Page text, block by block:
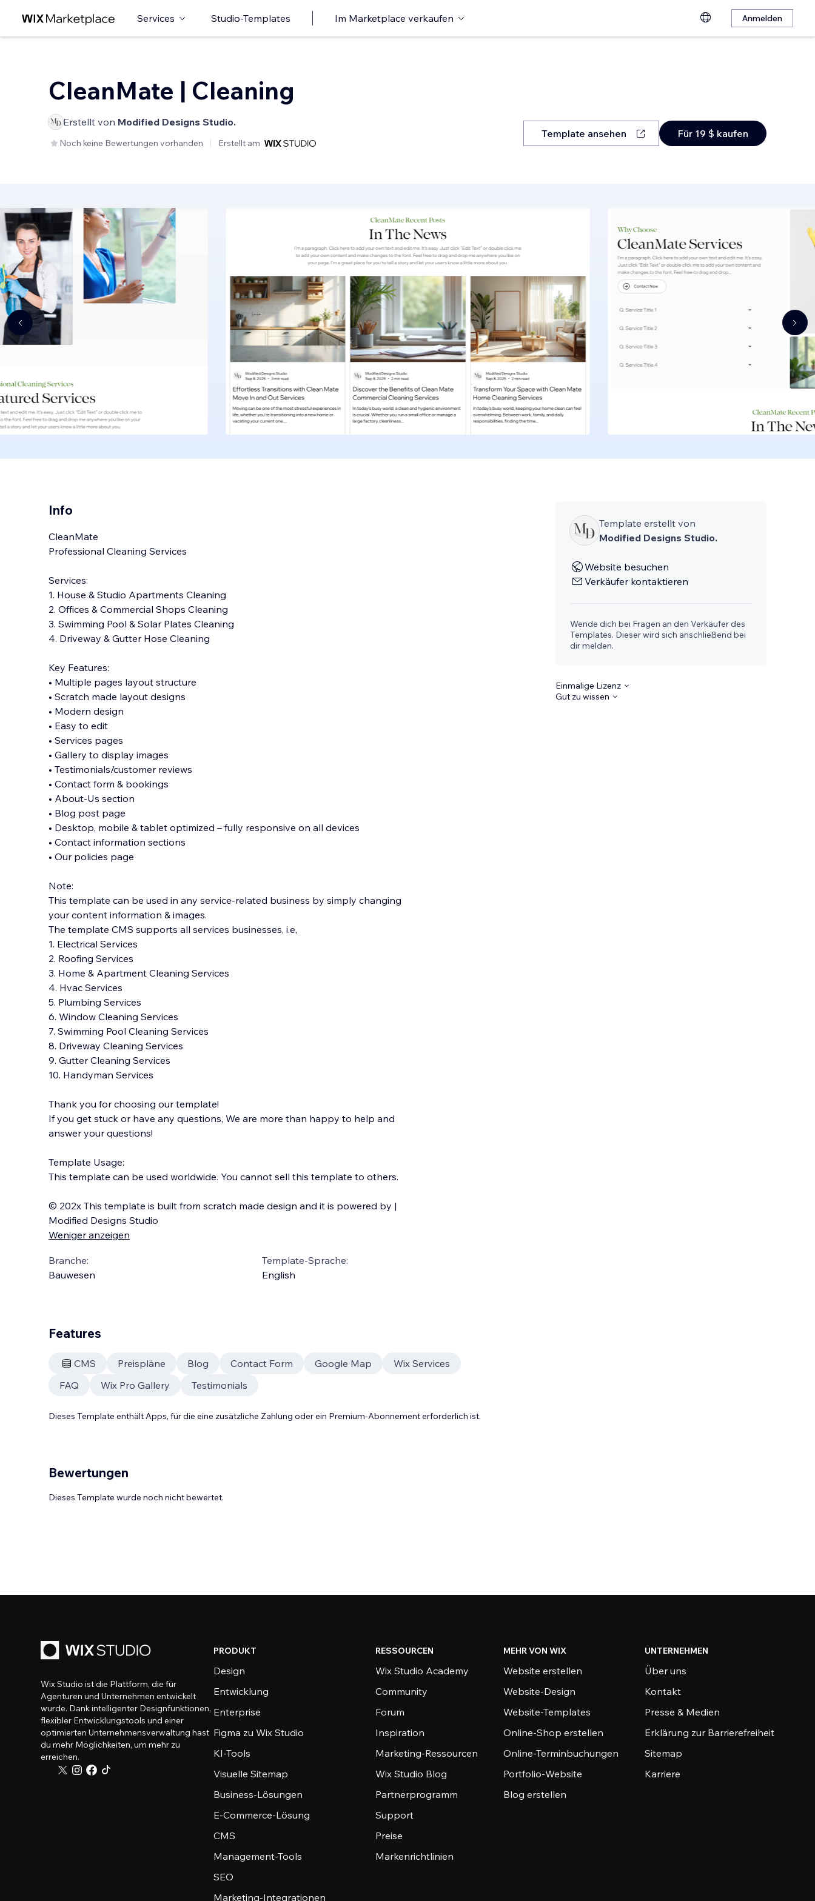
Services Studio-Templates Im Marketplace verkaufen Anmelden
CleanMate | Cleaning
Erstellt von Modified Designs Studio.
Noch keine Bewertungen vorhanden Erstellt am
Template ansehen Für 19 $ kaufen
Info
CleanMate
Professional Cleaning Services
Services:
1. House & Studio Apartments Cleaning
2. Offices & Commercial Shops Cleaning
3. Swimming Pool & Solar Plates Cleaning
4. Driveway & Gutter Hose Cleaning
Key Features:
• Multiple pages layout structure
• Scratch made layout designs
• Modern design
• Easy to edit
• Services pages
• Gallery to display images
• Testimonials/customer reviews
• Contact form & bookings
• About-Us section
• Blog post page
• Desktop, mobile & tablet optimized – fully responsive on all devices
• Contact information sections
• Our policies page
Note:
This template can be used in any service-related business by simply changing
your content information & images.
The template CMS supports all services businesses, i.e,
1. Electrical Services
2. Roofing Services
3. Home & Apartment Cleaning Services
4. Hvac Services
5. Plumbing Services
6. Window Cleaning Services
7. Swimming Pool Cleaning Services
8. Driveway Cleaning Services
9. Gutter Cleaning Services
10. Handyman Services
Thank you for choosing our template!
If you get stuck or have any questions, We are more than happy to help and
answer your questions!
Template Usage:
This template can be used worldwide. You cannot sell this template to others.
© 202x This template is built from scratch made design and it is powered by |
Modified Designs Studio
Weniger anzeigen
Branche:
Bauwesen
Template-Sprache:
English
Template erstellt von
Modified Designs Studio.
Website besuchen
Verkäufer kontaktieren
Wende dich bei Fragen an den Verkäufer des
Templates. Dieser wird sich anschließend bei
dir melden.
Einmalige Lizenz
Gut zu wissen
Features
CMS Preispläne Blog Contact Form Google Map
Wix Services
FAQ
Wix Pro Gallery Testimonials
Dieses Template enthält Apps, für die eine zusätzliche Zahlung oder ein Premium-Abonnement erforderlich ist.
Bewertungen
Dieses Template wurde noch nicht bewertet.
Wix Studio ist die Plattform, die für
Agenturen und Unternehmen entwickelt
wurde. Dank intelligenter Designfunktionen,
flexibler Entwicklungstools und einer
optimierten Unternehmensverwaltung hast
du mehr Möglichkeiten, um mehr zu
erreichen.
PRODUKT
Design
Entwicklung
Enterprise
Figma zu Wix Studio
KI-Tools
Visuelle Sitemap
Business-Lösungen
E-Commerce-Lösung
CMS
Management-Tools
SEO
Marketing-Integrationen
RESSOURCEN
Wix Studio Academy
Community
Forum
Inspiration
Marketing-Ressourcen
Wix Studio Blog
Partnerprogramm
Support
Preise
Markenrichtlinien
MEHR VON WIX
Website erstellen
Website-Design
Website-Templates
Online-Shop erstellen
Online-Terminbuchungen
Portfolio-Website
Blog erstellen
UNTERNEHMEN
Über uns
Kontakt
Presse & Medien
Erklärung zur Barrierefreiheit
Sitemap
Karriere